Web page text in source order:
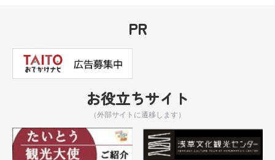
PR
お役立ちサイト
（外部サイトに遷移します）